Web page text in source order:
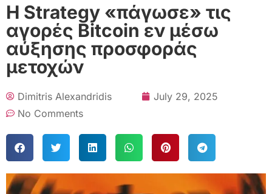
Η Strategy «πάγωσε» τις
αγορές Bitcoin εν μέσω
αύξησης προσφοράς
μετοχών
Dimitris Alexandridis
July 29, 2025
No Comments